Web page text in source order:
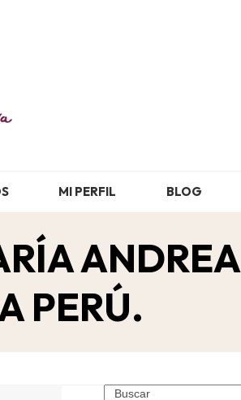
MI PERFIL BLOG
ANDREA
PERÚ.
Search